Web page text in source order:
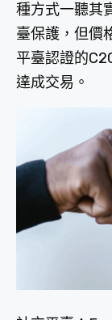
種方式一聽其
臺保護，但價
平臺認證的
達成交易。